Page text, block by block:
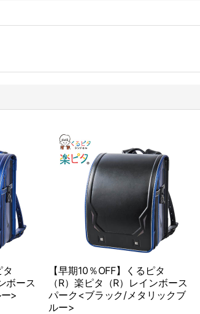
タ
ボース
>
【早期10％OFF】くるピタ
（R）楽ピタ（R）レインボース
パーク<ブラック/メタリックブ
ルー>